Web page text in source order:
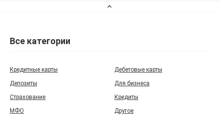
Все категории
Кредитные карты
Дебетовые карты
Депозиты
Для бизнеса
Страхование
Кредиты
МФО
Другое